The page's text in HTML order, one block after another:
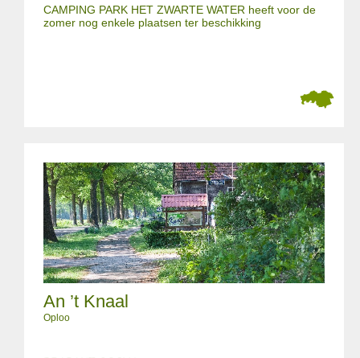
CAMPING PARK HET ZWARTE WATER heeft voor de
zomer nog enkele plaatsen ter beschikking
An ’t Knaal
Oploo